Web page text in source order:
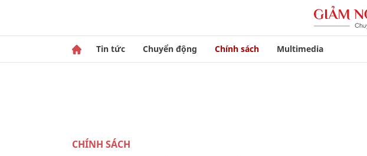
Tin tức Chuyển động Chính sách Multimedia
CHÍNH SÁCH